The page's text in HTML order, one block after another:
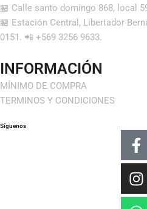
🏪 Calle santo domingo 868, local
🏪 Estación Central, Libertador
0151. 📲 +569 3256 9633.
INFORMACIÓN
MÍNIMO DE COMPRA
TERMINOS Y CONDICIONES
Síguenos
f